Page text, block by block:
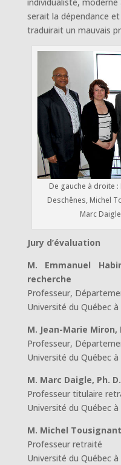
serait la dépendance
traduirait un mauvais
De gauche à droite :
Deschênes, Michel
Marc
Jury d’évaluation
M. Emmanuel
recherche
Professeur,
Université du Québec
M. Jean-Marie
Professeur,
Université du Québec
M. Marc Daigle, Ph.
Professeur titulaire
Université du Québec
M. Michel
Professeur retraité
Université du Québec